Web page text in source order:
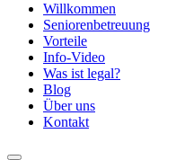
Willkommen
Seniorenbetreuung
Vorteile
Info-Video
Was ist legal?
Blog
Über uns
Kontakt